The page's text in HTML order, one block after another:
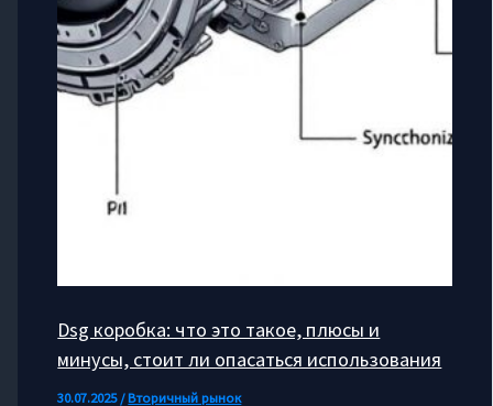
Dsg коробка: что это такое, плюсы и
минусы, стоит ли опасаться использования
30.07.2025/Вторичный рынок